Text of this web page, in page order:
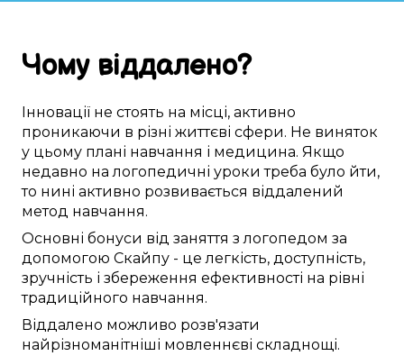
Чому віддалено?
Інновації не стоять на місці, активно
проникаючи в різні життєві сфери. Не виняток
у цьому плані навчання і медицина. Якщо
недавно на логопедичні уроки треба було йти,
то нині активно розвивається віддалений
метод навчання.
Основні бонуси від заняття з логопедом за
допомогою Скайпу - це легкість, доступність,
зручність і збереження ефективності на рівні
традиційного навчання.
Віддалено можливо розв'язати
найрізноманітніші мовленнєві складнощі.